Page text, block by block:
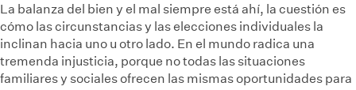
La balanza del bien y el mal siempre está ahí, la cuestión es
cómo las circunstancias y las elecciones individuales la
inclinan hacia uno u otro lado. En el mundo radica una
tremenda injusticia, porque no todas las situaciones
familiares y sociales ofrecen las mismas oportunidades para